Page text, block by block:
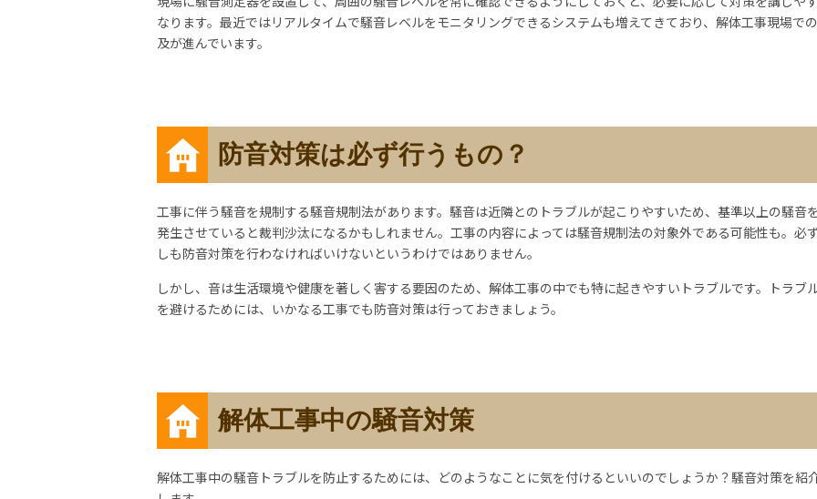
なります。最近ではリアルタイムで騒音レベルをモニタリングできるシステムも増えてきており、解体工事現場で
及が進んでいます。
防音対策は必ず行うもの？
工事に伴う騒音を規制する騒音規制法があります。騒音は近隣とのトラブルが起こりやすいため、基準以上の騒音
発生させていると裁判沙汰になるかもしれません。工事の内容によっては騒音規制法の対象外である可能性も。必
しも防音対策を行わなければいけないというわけではありません。
しかし、音は生活環境や健康を著しく害する要因のため、解体工事の中でも特に起きやすいトラブルです。トラブ
を避けるためには、いかなる工事でも防音対策は行っておきましょう。
解体工事中の騒音対策
解体工事中の騒音トラブルを防止するためには、どのようなことに気を付けるといいのでしょうか？騒音対策を紹